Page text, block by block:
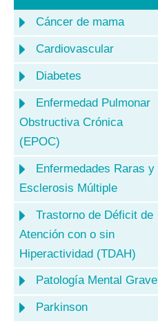
Cáncer de mama
Cardiovascular
Diabetes
Enfermedad Pulmonar
Obstructiva Crónica
(EPOC)
Enfermedades Raras y
Esclerosis Múltiple
Trastorno de Déficit de
Atención con o sin
Hiperactividad (TDAH)
Patología Mental Grave
Parkinson